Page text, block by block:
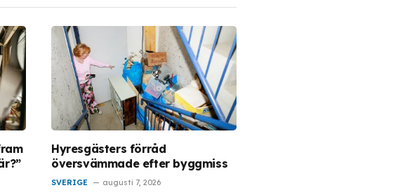
Hyresgästers förråd
översvämmade efter byggmiss
SVERIGE augusti 7, 2026